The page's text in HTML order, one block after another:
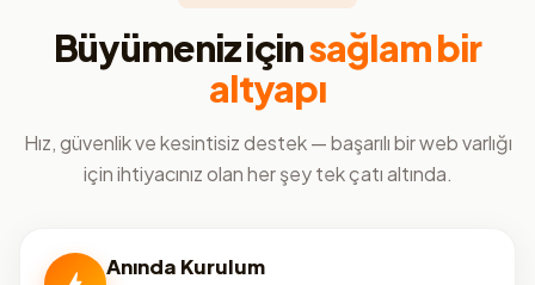
Büyümeniz içinsağlam bir
altyapı
Hız, güvenlik ve kesintisiz destek — başarılı bir web varlığı
için ihtiyacınız olan her şey tek çatı altında.
Anında Kurulum